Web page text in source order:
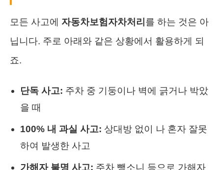
모든 사고에 자동차보험자차처리 를 하는 것은 아
닙니다. 주로 아래와 같은 상황에서 활용하게 되
죠.
단독 사고: 주차 중 기둥이나 벽에 긁거나 박았
을 때
100% 내 과실 사고: 상대방 없이 나 혼자 잘못
하여 발생한 사고
가해자 불명 사고: 주차 뺑소니 등으로 가해자